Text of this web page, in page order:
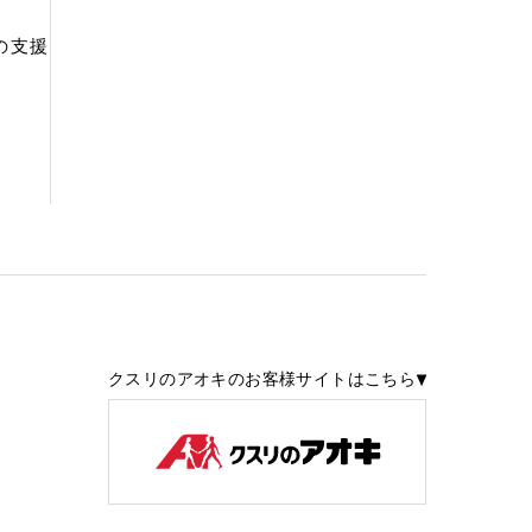
支援
クスリのアオキのお客様サイトはこちら